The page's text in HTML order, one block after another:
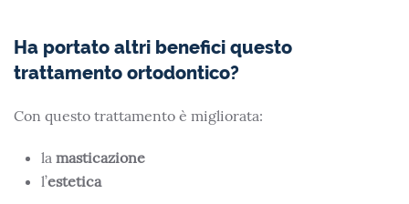
Ha portato altri benefici questo
trattamento ortodontico?
Con questo trattamento è migliorata:
la masticazione
l’estetica